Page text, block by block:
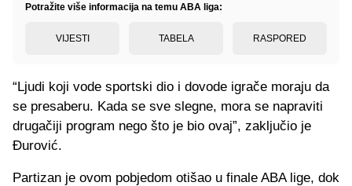
Potražite više informacija na temu ABA liga:
VIJESTI TABELA RASPORED
“Ljudi koji vode sportski dio i dovode igrače moraju da
se presaberu. Kada se sve slegne, mora se napraviti
drugačiji program nego što je bio ovaj”, zaključio je
Đurović.
Partizan je ovom pobjedom otišao u finale ABA lige, dok